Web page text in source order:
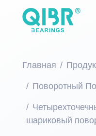
Главная
Поворотный
шариковый